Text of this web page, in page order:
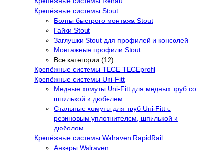
Крепёжные системы Stout
Болты быстрого монтажа Stout
Гайки Stout
Заглушки Stout для профилей и консолей
Монтажные профили Stout
Все категории (12)
Крепёжные системы TECE TECEprofil
Крепёжные системы Uni-Fitt
Медные хомуты Uni-Fitt для медных труб со
шпилькой и дюбелем
Стальные хомуты для труб Uni-Fitt с
резиновым уплотнителем, шпилькой и
дюбелем
Крепёжные системы Walraven RapidRail
Анкеры Walraven